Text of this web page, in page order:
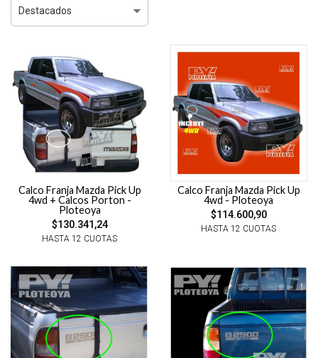
Calco Franja Mazda Pick Up
4wd + Calcos Porton -
Ploteoya
$130.341,24
HASTA 12 CUOTAS
Calco Franja Mazda Pick Up
4wd - Ploteoya
$114.600,90
HASTA 12 CUOTAS